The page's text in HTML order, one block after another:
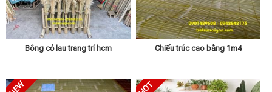
Bông cỏ lau trang trí hcm Chiếu trúc cao bằng 1m4